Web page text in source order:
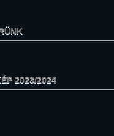
2023/2024